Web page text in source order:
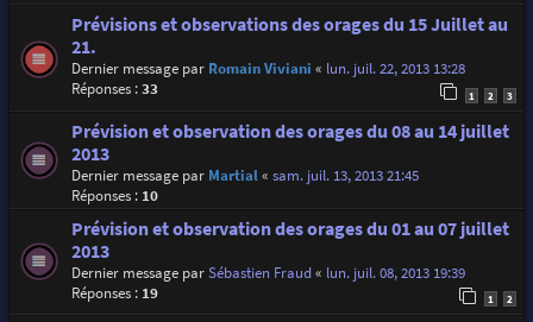
Prévisions et observations des orages du 15 Juillet au
21.
Dernier message par Romain Viviani « lun. juil. 22, 2013 13:28
Réponses :33 1 2 3
Prévision et observation des orages du 08 au 14 juillet
2013
Dernier message par Martial« sam. juil. 13, 2013 21:45
Réponses : 10
Prévision et observation des orages du 01 au 07 juillet
2013
Dernier message parSébastien Fraud« lun. juil. 08, 2013 19:39
Réponses : 19 1 2